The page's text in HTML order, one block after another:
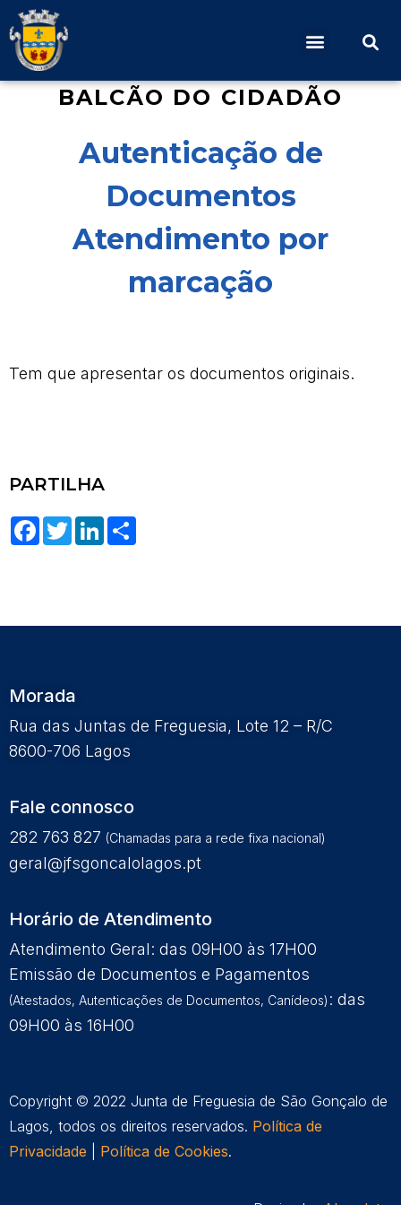
BALCÃO DO CIDADÃO
Autenticação de
Documentos
Atendimento por
marcação
Tem que apresentar os documentos originais.
PARTILHA
Facebook
TwitterLinkedIn
Morada
Rua das Juntas de Freguesia, Lote 12 – R/C
8600-706 Lagos
Fale connosco
282 763 827 (Chamadas para a rede fixa nacional)
geral@jfsgoncalolagos.pt
Horário de Atendimento
Atendimento Geral: das 09H00 às 17H00
Emissão de Documentos e Pagamentos
(Atestados, Autenticações de Documentos, Canídeos) : das
09H00 às 16H00
Copyright © 2022 Junta de Freguesia de São Gonçalo de
Lagos, todos os direitos reservados. Política de
Privacidade
Política de Cookies.